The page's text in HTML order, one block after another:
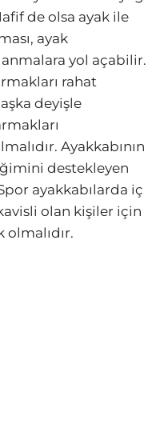
de olsa ayak ile
ayak
yol açabilir.
rahat
deyişle
Ayakkabının
destekleyen
ayakkabılarda iç
olan kişiler için
olmalıdır.